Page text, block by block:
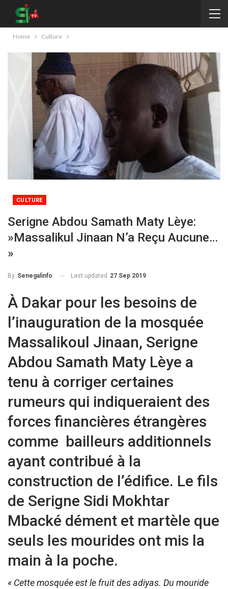
Home Culture
CULTURE
Serigne Abdou Samath Maty Lèye:
»Massalikul Jinaan N’a Reçu Aucune…
»
By Senegalinfo Last updated 27 Sep 2019
À Dakar pour les besoins de
l’inauguration de la mosquée
Massalikoul Jinaan, Serigne
Abdou Samath Maty Lèye a
tenu à corriger certaines
rumeurs qui indiqueraient des
forces financières étrangères
comme bailleurs additionnels
ayant contribué à la
construction de l’édifice. Le fils
de Serigne Sidi Mokhtar
Mbacké dément et martèle que
seuls les mourides ont mis la
main à la poche.
« Cette mosquée est le fruit des adiyas. Du mouride